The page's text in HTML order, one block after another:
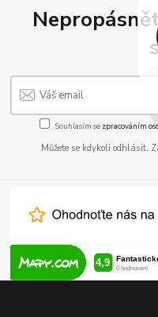
Souhlasím se zpracováním
Můžete se kdykoli odhlásit.